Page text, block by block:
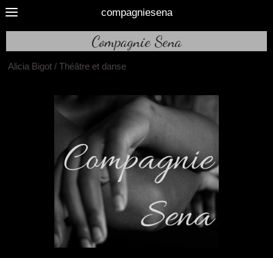
compagniesena
Compagnie Sena
Alicia Bigot / Théâtre et danse